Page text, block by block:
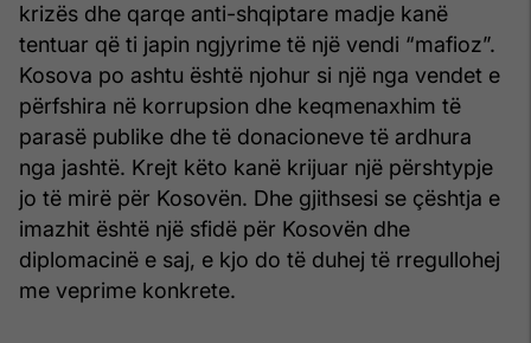
krizës dhe qarqe anti-shqiptare madje kanë
tentuar që ti japin ngjyrime të një vendi “mafioz”.
Kosova po ashtu është njohur si një nga vendet e
përfshira në korrupsion dhe keqmenaxhim të
parasë publike dhe të donacioneve të ardhura
nga jashtë. Krejt këto kanë krijuar një përshtypje
jo të mirë për Kosovën. Dhe gjithsesi se çështja e
imazhit është një sfidë për Kosovën dhe
diplomacinë e saj, e kjo do të duhej të rregullohej
me veprime konkrete.